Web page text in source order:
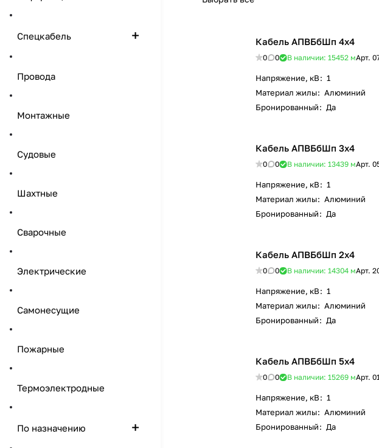
Кабель АПВБбШп 4х4
0 0 В наличии: 15452 мАрт.
Напряжение, кВ: 1
Материал жилы: Алюминий
Бронированный: Да
Кабель АПВБбШп 3х4
0 0 В наличии: 13439 мАрт.
Напряжение, кВ: 1
Материал жилы: Алюминий
Бронированный: Да
Кабель АПВБбШп 2х4
0 0 В наличии: 14304 мАрт.
Напряжение, кВ: 1
Материал жилы: Алюминий
Бронированный: Да
Кабель АПВБбШп 5х4
0 0 В наличии: 15269 мАрт.
Напряжение, кВ: 1
Материал жилы: Алюминий
Бронированный: Да
Спецкабель
Провода
Монтажные
Судовые
Шахтные
Сварочные
Электрические
Самонесущие
Пожарные
Термоэлектродные
По назначению